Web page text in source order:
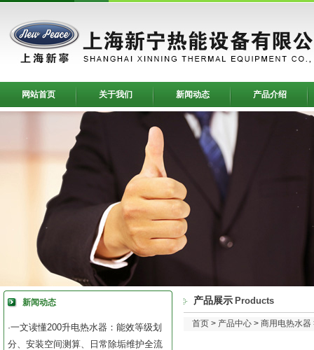
网站首页 关于我们 新闻动态 产品介绍
新闻动态
·一文读懂200升电热水器：能效等级划
分、安装空间测算、日常除垢维护全流
产品展示 Products
首页 > 产品中心 > 商用电热水器